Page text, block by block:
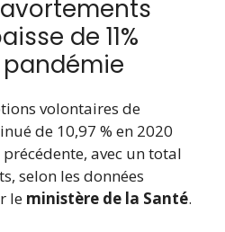
de 11%
pandémie
volontaires de
de 10,97 % en 2020
avec un total
selon les données
le ministère de la Santé.